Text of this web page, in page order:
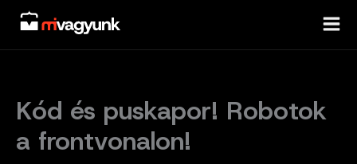
Skip
content
Kód és puskapor! Robotok
a frontvonalon!